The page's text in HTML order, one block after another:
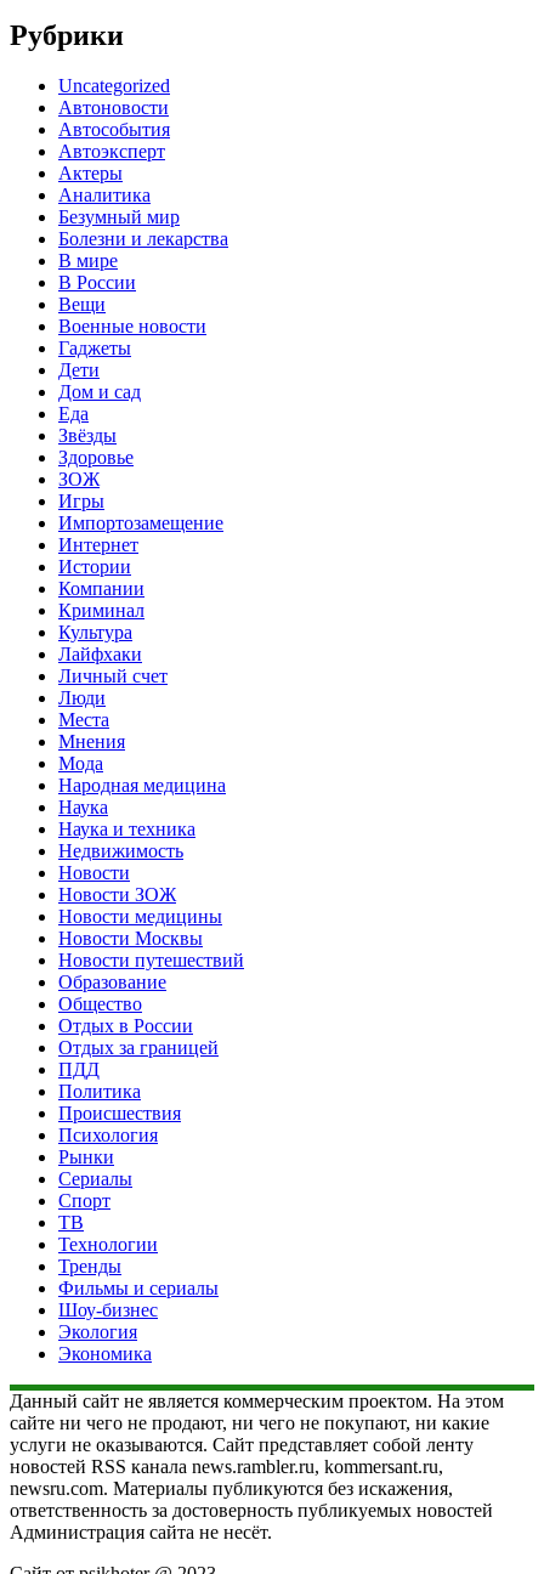
Рубрики
Uncategorized
Автоновости
Автособытия
Автоэксперт
Актеры
Аналитика
Безумный мир
Болезни и лекарства
В мире
В России
Вещи
Военные новости
Гаджеты
Дети
Дом и сад
Еда
Звёзды
Здоровье
ЗОЖ
Игры
Импортозамещение
Интернет
Истории
Компании
Криминал
Культура
Лайфхаки
Личный счет
Люди
Места
Мнения
Мода
Народная медицина
Наука
Наука и техника
Недвижимость
Новости
Новости ЗОЖ
Новости медицины
Новости Москвы
Новости путешествий
Образование
Общество
Отдых в России
Отдых за границей
ПДД
Политика
Происшествия
Психология
Рынки
Сериалы
Спорт
ТВ
Технологии
Тренды
Фильмы и сериалы
Шоу-бизнес
Экология
Экономика
Данный сайт не является коммерческим проектом. На этом
сайте ни чего не продают, ни чего не покупают, ни какие
услуги не оказываются. Сайт представляет собой ленту
новостей RSS канала news.rambler.ru, kommersant.ru,
newsru.com. Материалы публикуются без искажения,
ответственность за достоверность публикуемых новостей
Администрация сайта не несёт.